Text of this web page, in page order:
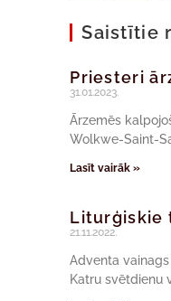
Saistītie
Priesteri
31.01.2023.
Ārzemēs
Wolkwe-Saint-
Lasīt vairāk »
Liturģiskie
21.11.2022.
Adventa
Katru svētdienu